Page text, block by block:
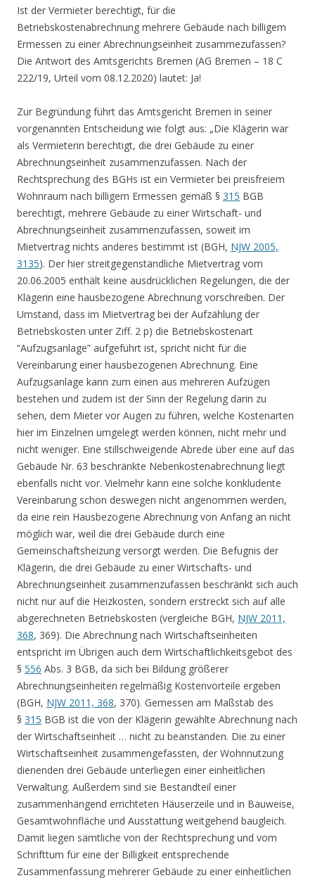
Ist der Vermieter berechtigt, für die
Betriebskostenabrechnung mehrere Gebäude nach billigem
Ermessen zu einer Abrechnungseinheit zusammezufassen?
Die Antwort des Amtsgerichts Bremen (AG Bremen – 18 C
222/19, Urteil vom 08.12.2020) lautet: Ja!
Zur Begründung führt das Amtsgericht Bremen in seiner
vorgenannten Entscheidung wie folgt aus: „Die Klägerin war
als Vermieterin berechtigt, die drei Gebäude zu einer
Abrechnungseinheit zusammenzufassen. Nach der
Rechtsprechung des BGHs ist ein Vermieter bei preisfreiem
Wohnraum nach billigem Ermessen gemäß § 315 BGB
berechtigt, mehrere Gebäude zu einer Wirtschaft- und
Abrechnungseinheit zusammenzufassen, soweit im
Mietvertrag nichts anderes bestimmt ist (BGH, NJW 2005,
3135). Der hier streitgegenständliche Mietvertrag vom
20.06.2005 enthält keine ausdrücklichen Regelungen, die der
Klägerin eine hausbezogene Abrechnung vorschreiben. Der
Umstand, dass im Mietvertrag bei der Aufzählung der
Betriebskosten unter Ziff. 2 p) die Betriebskostenart
“Aufzugsanlage” aufgeführt ist, spricht nicht für die
Vereinbarung einer hausbezogenen Abrechnung. Eine
Aufzugsanlage kann zum einen aus mehreren Aufzügen
bestehen und zudem ist der Sinn der Regelung darin zu
sehen, dem Mieter vor Augen zu führen, welche Kostenarten
hier im Einzelnen umgelegt werden können, nicht mehr und
nicht weniger. Eine stillschweigende Abrede über eine auf das
Gebäude Nr. 63 beschränkte Nebenkostenabrechnung liegt
ebenfalls nicht vor. Vielmehr kann eine solche konkludente
Vereinbarung schon deswegen nicht angenommen werden,
da eine rein Hausbezogene Abrechnung von Anfang an nicht
möglich war, weil die drei Gebäude durch eine
Gemeinschaftsheizung versorgt werden. Die Befugnis der
Klägerin, die drei Gebäude zu einer Wirtschafts- und
Abrechnungseinheit zusammenzufassen beschränkt sich auch
nicht nur auf die Heizkosten, sondern erstreckt sich auf alle
abgerechneten Betriebskosten (vergleiche BGH, NJW 2011,
368, 369). Die Abrechnung nach Wirtschaftseinheiten
entspricht im Übrigen auch dem Wirtschaftlichkeitsgebot des
§ 556 Abs. 3 BGB, da sich bei Bildung größerer
Abrechnungseinheiten regelmäßig Kostenvorteile ergeben
(BGH, NJW 2011, 368, 370). Gemessen am Maßstab des
§ 315 BGB ist die von der Klägerin gewählte Abrechnung nach
der Wirtschaftseinheit … nicht zu beanstanden. Die zu einer
Wirtschaftseinheit zusammengefassten, der Wohnnutzung
dienenden drei Gebäude unterliegen einer einheitlichen
Verwaltung. Außerdem sind sie Bestandteil einer
zusammenhängend errichteten Häuserzeile und in Bauweise,
Gesamtwohnfläche und Ausstattung weitgehend baugleich.
Damit liegen sämtliche von der Rechtsprechung und vom
Schrifttum für eine der Billigkeit entsprechende
Zusammenfassung mehrerer Gebäude zu einer einheitlichen